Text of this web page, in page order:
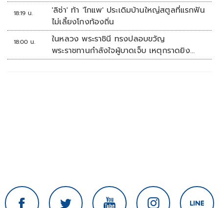
18:19 น.
'ลิซ่า' ท้า 'โกแพ' ประเดิมบ้านใหญ่สตูลที่แรกฟัน
ไม่เลี้ยงโกงท้องถิ่น
18:00 น.
ในหลวง พระราชินี ทรงปลอบขวัญ
พระราชทานกำลังใจผู้บาดเจ็บ เหตุกราดยิง
รร.เทพศิรินทร์นนทบุรี